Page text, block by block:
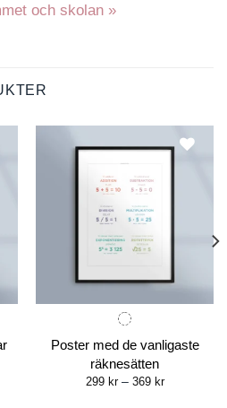
och skolan »
Poster med de vanligaste
räknesätten
299 kr – 369 krPrice